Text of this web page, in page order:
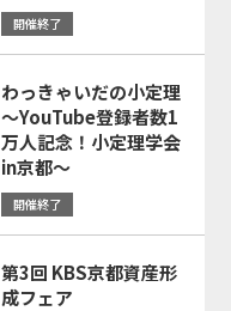
開催終了
わっきゃいだの小定理
～YouTube登録者数1
万人記念！小定理学会
in京都～
開催終了
第3回 KBS京都資産形
成フェア